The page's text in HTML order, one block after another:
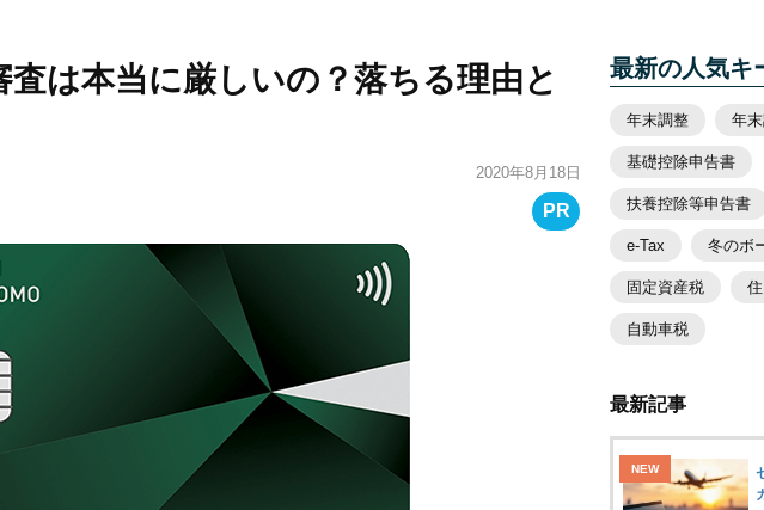
は本当に厳しいの？落ちる理由と
2020年8月18日
PR
最新の人気キ
年末調整 年
基礎控除申告書
扶養控除等申告書
e-Tax 冬のボ
固定資産税
自動車税
最新記事